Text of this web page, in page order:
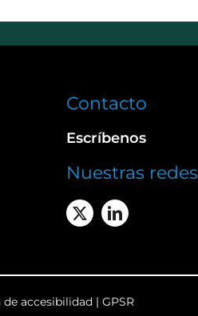
Contacto
Escríbenos
Nuestras redes
de accesibilidad| GPSR